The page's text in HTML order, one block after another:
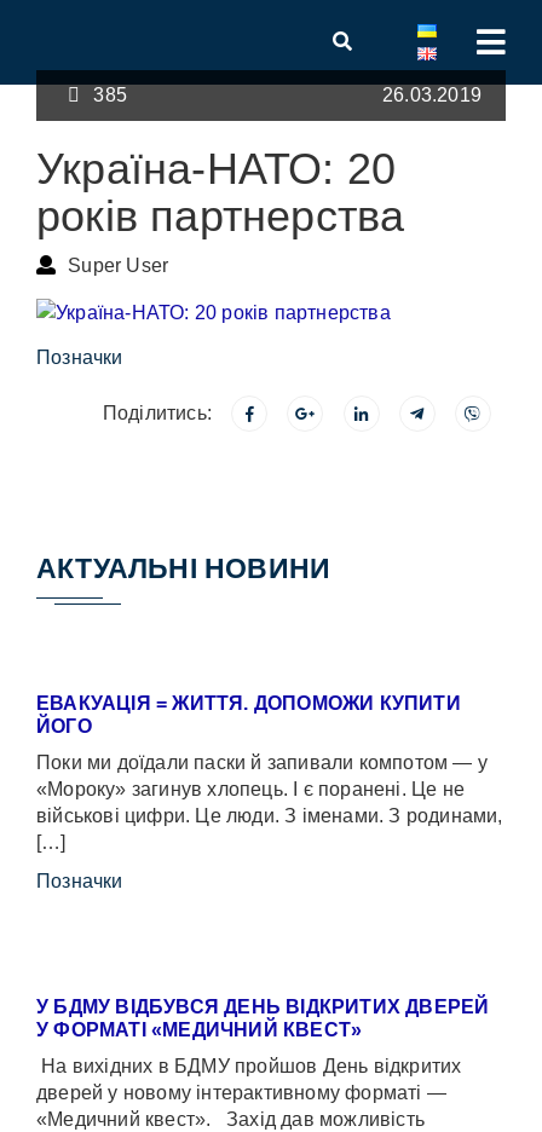
385 26.03.2019
Україна-НАТО: 20
років партнерства
Super User
Позначки
Поділитись:
АКТУАЛЬНІ НОВИНИ
ЕВАКУАЦІЯ = ЖИТТЯ. ДОПОМОЖИ КУПИТИ
ЙОГО
Поки ми доїдали паски й запивали компотом — у
«Мороку» загинув хлопець. І є поранені. Це не
військові цифри. Це люди. З іменами. З родинами,
[…]
Позначки
У БДМУ ВІДБУВСЯ ДЕНЬ ВІДКРИТИХ ДВЕРЕЙ
У ФОРМАТІ «МЕДИЧНИЙ КВЕСТ»
На вихідних в БДМУ пройшов День відкритих
дверей у новому інтерактивному форматі —
«Медичний квест». Захід дав можливість